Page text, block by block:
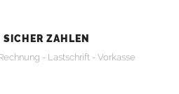
SICHER ZAHLEN
- Lastschrift - Vorkasse